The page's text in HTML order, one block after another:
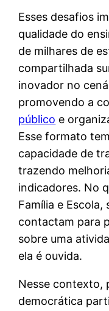
Esses desafios
qualidade do
de milhares de
compartilhada
inovador no
promovendo a
público e
Esse formato
capacidade de
trazendo
indicadores. No
Família e Escola,
contactam para
sobre uma
ela é ouvida.
Nesse contexto,
democrática